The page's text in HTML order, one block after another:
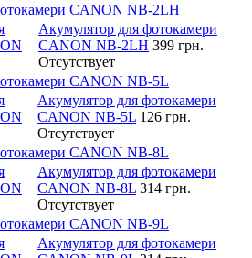
CANON NB-2LH
Акумулятор для фотокамери
CANON NB-2LH 399 грн.
Отсутствует
CANON NB-5L
Акумулятор для фотокамери
CANON NB-5L 126 грн.
Отсутствует
CANON NB-8L
Акумулятор для фотокамери
CANON NB-8L 314 грн.
Отсутствует
CANON NB-9L
Акумулятор для фотокамери